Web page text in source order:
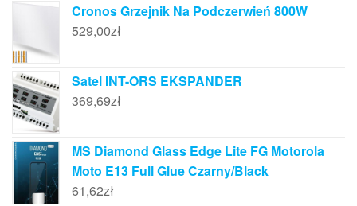
Cronos Grzejnik Na Podczerwień 800W
529,00zł
Satel INT-ORS EKSPANDER
369,69zł
MS Diamond Glass Edge Lite FG Motorola
Moto E13 Full Glue Czarny/Black
61,62zł